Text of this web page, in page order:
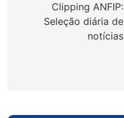
Post
Clipping ANFIP:
Seleção diária de
notícias